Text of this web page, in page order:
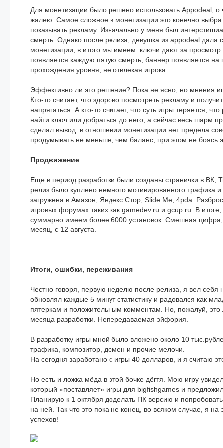
Для монетизации было решено использовать Appodeal, о
жалею. Самое сложное в монетизации это конечно
показывать рекламу. Изначально у меня был
смерть. Однако после релиза, девушка из appodeal дала
монетизации, в итого мы имеем: ключи дают за просмотр
появляется каждую пятую смерть, баннер появляется на
прохождения уровня, не отвлекая игрока.
Эффективно ли это решение? Пока не ясно, но мнения
Кто-то считает, что здорово посмотреть рекламу и
напрягаться. А кто-то считает, что суть игры теряется,
найти ключ или добраться до него, а сейчас весь шарм
сделал вывод: в отношении монетизации нет предела
продумывать не меньше, чем баланс, при этом не боясь
Продвижение
Еще в период разработки были созданы странички в ВК,
релиз было куплено немного мотивированного трафика и
загружена в Амазон, Яндекс Стор, Slide Me, 4pda.
игровых форумах таких как gamedev.ru и gcup.ru. В
суммарно имеем более 6000 установок. Смешная цифра,
месяц, с 12 августа.
Итоги, ошибки, переживания
Честно говоря, первую неделю после релиза, я вел себя
обновлял каждые 5 минут статистику и радовался как
пятеркам и положительным комментам. Но, пожалуй, это
месяца разработки. Непередаваемая эйфория.
В разработку игры мной было вложено около 10
трафика, композитор, домен и прочие мелочи.
На сегодня заработано с игры 40 долларов, и я считаю
Но есть и ложка мёда в этой бочке дёгтя. Мою игру
который «поставляет» игры для bigfishgames и
Планирую к 1 октября доделать ПК версию и попробовать
на ней. Так что это пока не конец, во всяком случае, я
успехов!